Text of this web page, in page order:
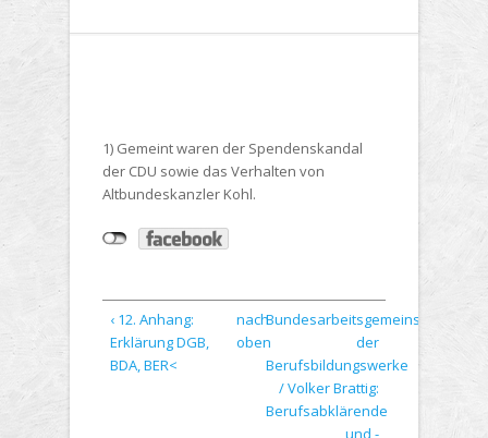
1) Gemeint waren der Spendenskandal
der CDU sowie das Verhalten von
Altbundeskanzler Kohl.
‹ 12. Anhang:
Erklärung DGB,
BDA, BER<
nach
oben
Bundesarbeitsgemeinschaft
der
Berufsbildungswerke
/ Volker Brattig:
Berufsabklärende
und -